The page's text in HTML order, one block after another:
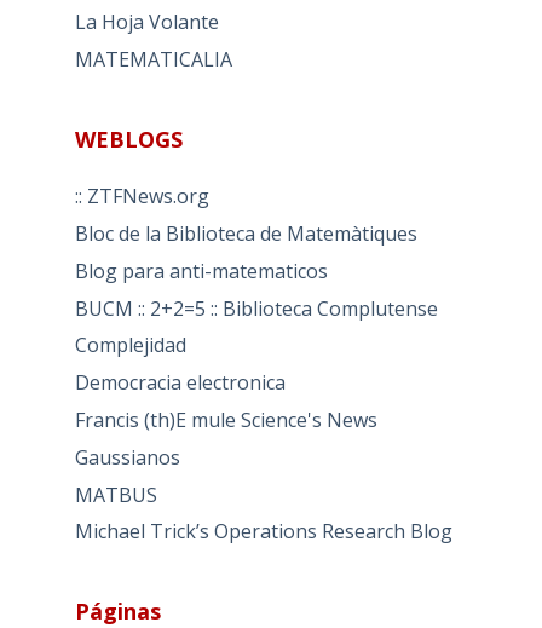
La Hoja Volante
MATEMATICALIA
WEBLOGS
:: ZTFNews.org
Bloc de la Biblioteca de Matemàtiques
Blog para anti-matematicos
BUCM :: 2+2=5 :: Biblioteca Complutense
Complejidad
Democracia electronica
Francis (th)E mule Science's News
Gaussianos
MATBUS
Michael Trick’s Operations Research Blog
Páginas